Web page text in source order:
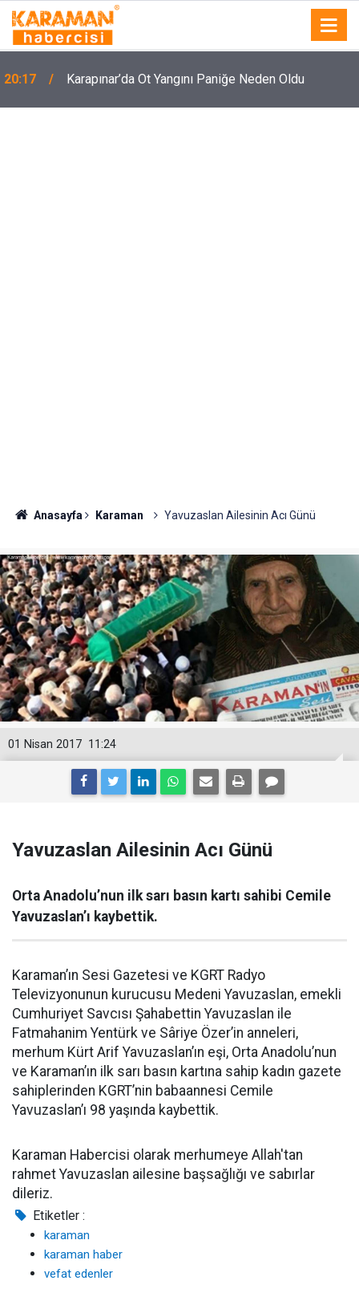
20:17 Karapınar’da Ot Yangını Paniğe Neden Oldu
Anasayfa Karaman Yavuzaslan Ailesinin Acı Günü
11:24
01 Nisan 2017
Yavuzaslan Ailesinin Acı Günü
Orta Anadolu’nun ilk sarı basın kartı sahibi Cemile
Yavuzaslan’ı kaybettik.
Karaman’ın Sesi Gazetesi ve KGRT Radyo
Televizyonunun kurucusu Medeni Yavuzaslan, emekli
Cumhuriyet Savcısı Şahabettin Yavuzaslan ile
Fatmahanim Yentürk ve Sâriye Özer’in anneleri,
merhum Kürt Arif Yavuzaslan’ın eşi, Orta Anadolu’nun
ve Karaman’ın ilk sarı basın kartına sahip kadın gazete
sahiplerinden KGRT’nin babaannesi Cemile
Yavuzaslan’ı 98 yaşında kaybettik.
Karaman Habercisi olarak merhumeye Allah'tan
rahmet Yavuzaslan ailesine başsağlığı ve sabırlar
dileriz.
Etiketler :
karaman
karaman haber
vefat edenler